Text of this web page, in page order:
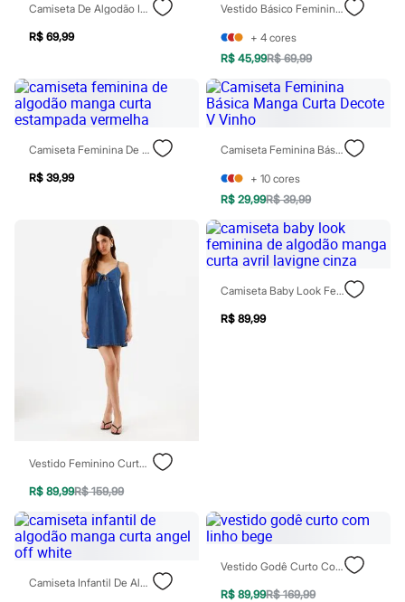
City
Clock House
Mindset
Yessica
Moda esportiva
Acessórios
Blusas
Calçados
Leggings
Shorts e Bermudas
Cintas e Modeladores
Sutiãs e Tops
Moda praia
Saídas de praia
Blusas e Camisetas
Casacos e Jaquetas
Moda esportiva
Shorts e Saias
Vestidos
Masculino
Em alta
Dia dos Pais
Novidades
Camiseta De Algodão Infantil Angel Holográfica Off White
R$ 69,99
Vestido Básico Feminino De Algodão Canelado Vermelho
+ 4 cores
R$ 45,99R$ 69,99
Camiseta Feminina De Algodão Manga Curta Estampada Vermelha
R$ 39,99
Camiseta Feminina Básica Manga Curta Decote V Vinho
+ 10 cores
R$ 29,99R$ 39,99
Vestido Feminino Curto Laço Frontal Jeans Azul
R$ 89,99R$ 159,99
Camiseta Baby Look Feminina De Algodão Manga Curta Avril Lavigne Cinza
R$ 89,99
Camiseta Infantil De Algodão Manga Curta Angel Off White
Vestido Godê Curto Com Linho Bege
R$ 89,99R$ 169,99